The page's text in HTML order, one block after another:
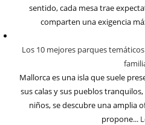
sentido, cada mesa trae
comparten una exigencia
Los 10 mejores parques
Mallorca es una isla que suele
sus calas y sus pueblos
niños, se descubre una amplia
propone...